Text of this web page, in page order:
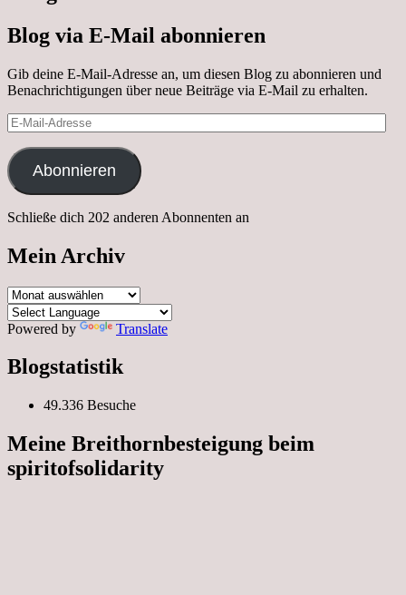
Blog via E-Mail abonnieren
Gib deine E-Mail-Adresse an, um diesen Blog zu abonnieren und
Benachrichtigungen über neue Beiträge via E-Mail zu erhalten.
E-
Mail-
Adresse
Abonnieren
Schließe dich 202 anderen Abonnenten an
Mein Archiv
Mein
Archiv
Powered by
Translate
Blogstatistik
49.336 Besuche
Meine Breithornbesteigung beim
spiritofsolidarity